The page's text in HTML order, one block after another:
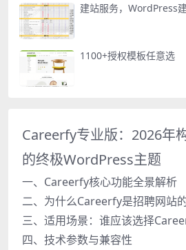
建站服务，WordPress
1100+授权模板任意选
Careerfy专业版：2026年
的终极WordPress主题
一、Careerfy核心功能全景解析
二、为什么Careerfy是招聘网站
三、适用场景：谁应该选择
四、技术参数与兼容性